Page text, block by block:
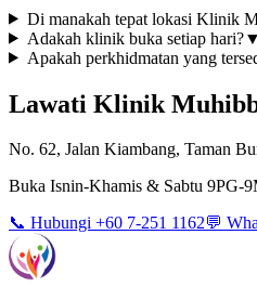
Di manakah tepat lokasi Klinik
Adakah klinik buka setiap hari?▼
Apakah perkhidmatan yang
Lawati Klinik
No. 62, Jalan Kiambang, Taman
Buka Isnin-Khamis & Sabtu 9PG-
📞 Hubungi +60 7-251 1162💬